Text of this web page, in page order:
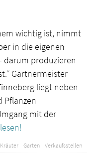
wichtig ist, nimmt
in die eigenen
darum produzieren
Gärtnermeister
liegt neben
Pflanzen
mit der
Garten Verkaufsstellen